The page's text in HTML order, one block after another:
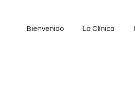
Bienvenido La Clínica